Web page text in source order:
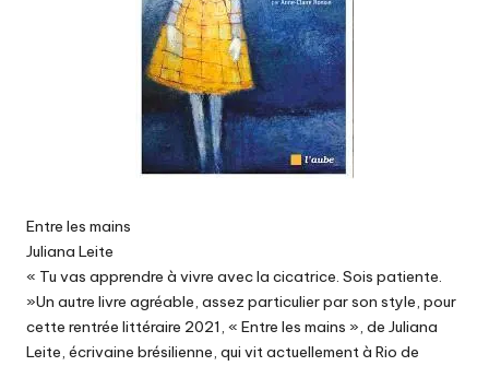
Entre les mains
Juliana Leite
« Tu vas apprendre à vivre avec la cicatrice. Sois patiente.
»Un autre livre agréable, assez particulier par son style, pour
cette rentrée littéraire 2021, « Entre les mains », de Juliana
Leite, écrivaine brésilienne, qui vit actuellement à Rio de